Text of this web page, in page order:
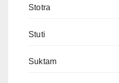
Stotra
Stuti
Suktam